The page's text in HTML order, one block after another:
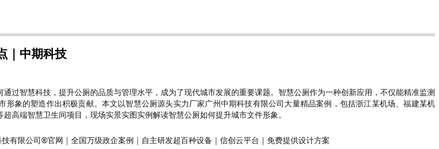
｜中期科技
过智慧科技，提升公厕的品质与管理水平，成为了现代城市发展的重要课题。智慧公厕作为一种创新应用，不仅能精准监测
象的塑造作出积极贡献。本文以智慧公厕源头实力厂家广州中期科技有限公司大量精品案例，包括浙江某机场、福建某机
高端智慧卫生间项目，现场实景实图实例解读智慧公厕如何提升城市文件形象。